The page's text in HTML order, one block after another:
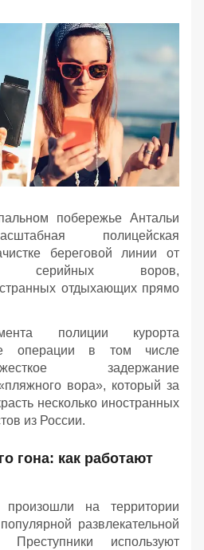
побережье Антальи
полицейская
береговой линии от
серийных воров,
отдыхающих прямо
полиции курорта
операции в том числе
задержание
вора», который за
несколько иностранных
из России.
гона: как работают
на территории
развлекательной
используют